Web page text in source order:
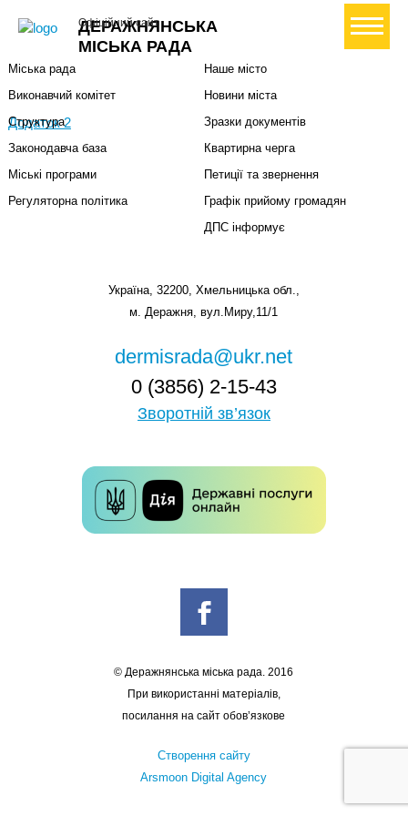
ДЕРАЖНЯНСЬКА
МІСЬКА РАДА
Офіційний сайт+ Створити петицію
Додаток 2
Міський голова
Міська рада
Виконавчий комітет
Структура
Законодавча база
Міські програми
Регуляторна політика
Наше місто
Новини міста
Зразки документів
Квартирна черга
Петиції та звернення
Графік прийому громадян
ДПС інформує
Україна, 32200, Хмельницька обл.,
м. Деражня, вул.Миру,11/1
dermisrada@ukr.net
0 (3856) 2-15-43
Зворотній зв’язок
© Деражнянська міська рада. 2016
При використанні матеріалів,
посилання на сайт обов’язкове
Створення сайту
Arsmoon Digital Agency